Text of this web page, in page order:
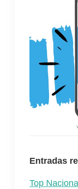
Entradas
Top